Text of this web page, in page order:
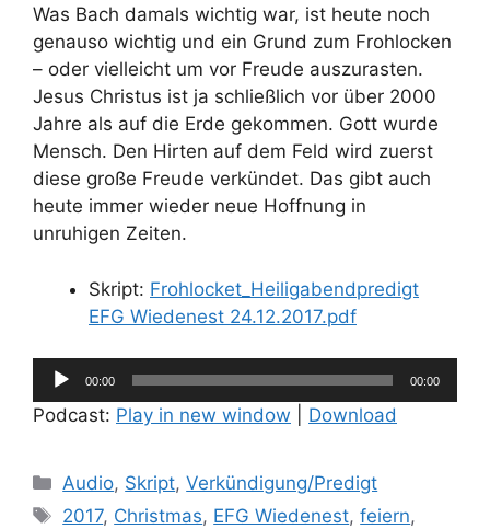
Was Bach damals wichtig war, ist heute noch
genauso wichtig und ein Grund zum Frohlocken
– oder vielleicht um vor Freude auszurasten.
Jesus Christus ist ja schließlich vor über 2000
Jahre als auf die Erde gekommen. Gott wurde
Mensch. Den Hirten auf dem Feld wird zuerst
diese große Freude verkündet. Das gibt auch
heute immer wieder neue Hoffnung in
unruhigen Zeiten.
Skript: Frohlocket_Heiligabendpredigt
EFG Wiedenest 24.12.2017.pdf
Audio-
Player
00:00 00:00
Podcast: Play in new window Download
Kategorien
Audio, Skript,Verkündigung/Predigt
Schlagwörter
2017, Christmas, EFG Wiedenest,feiern,